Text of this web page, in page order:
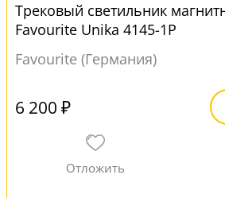
Трековый светильник
Favourite Unika 4145-1P
Favourite (Германия)
6 200 ₽